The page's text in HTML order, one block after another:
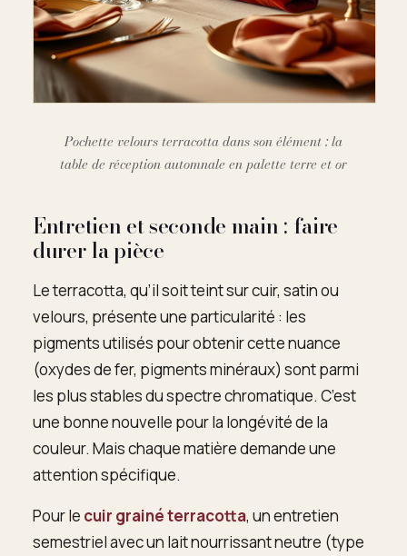
Pochette velours terracotta dans son élément : la
table de réception automnale en palette terre et or
Entretien et seconde main : faire
durer la pièce
Le terracotta, qu’il soit teint sur cuir, satin ou
velours, présente une particularité : les
pigments utilisés pour obtenir cette nuance
(oxydes de fer, pigments minéraux) sont parmi
les plus stables du spectre chromatique. C’est
une bonne nouvelle pour la longévité de la
couleur. Mais chaque matière demande une
attention spécifique.
Pour le cuir grainé terracotta, un entretien
semestriel avec un lait nourrissant neutre (type